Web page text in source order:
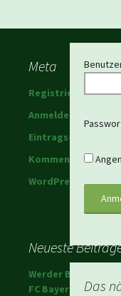
Das
Meta
Registrieren
Anmelden
Eintrags-Feed
Kommentar-Feed
WordPress.org
Neueste
Werder Bremen
FC Bayern!